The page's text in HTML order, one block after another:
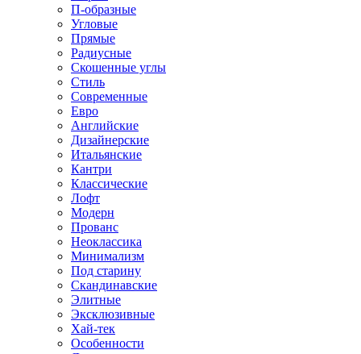
П-образные
Угловые
Прямые
Радиусные
Скошенные углы
Стиль
Современные
Евро
Английские
Дизайнерские
Итальянские
Кантри
Классические
Лофт
Модерн
Прованс
Неоклассика
Минимализм
Под старину
Скандинавские
Элитные
Эксклюзивные
Хай-тек
Особенности